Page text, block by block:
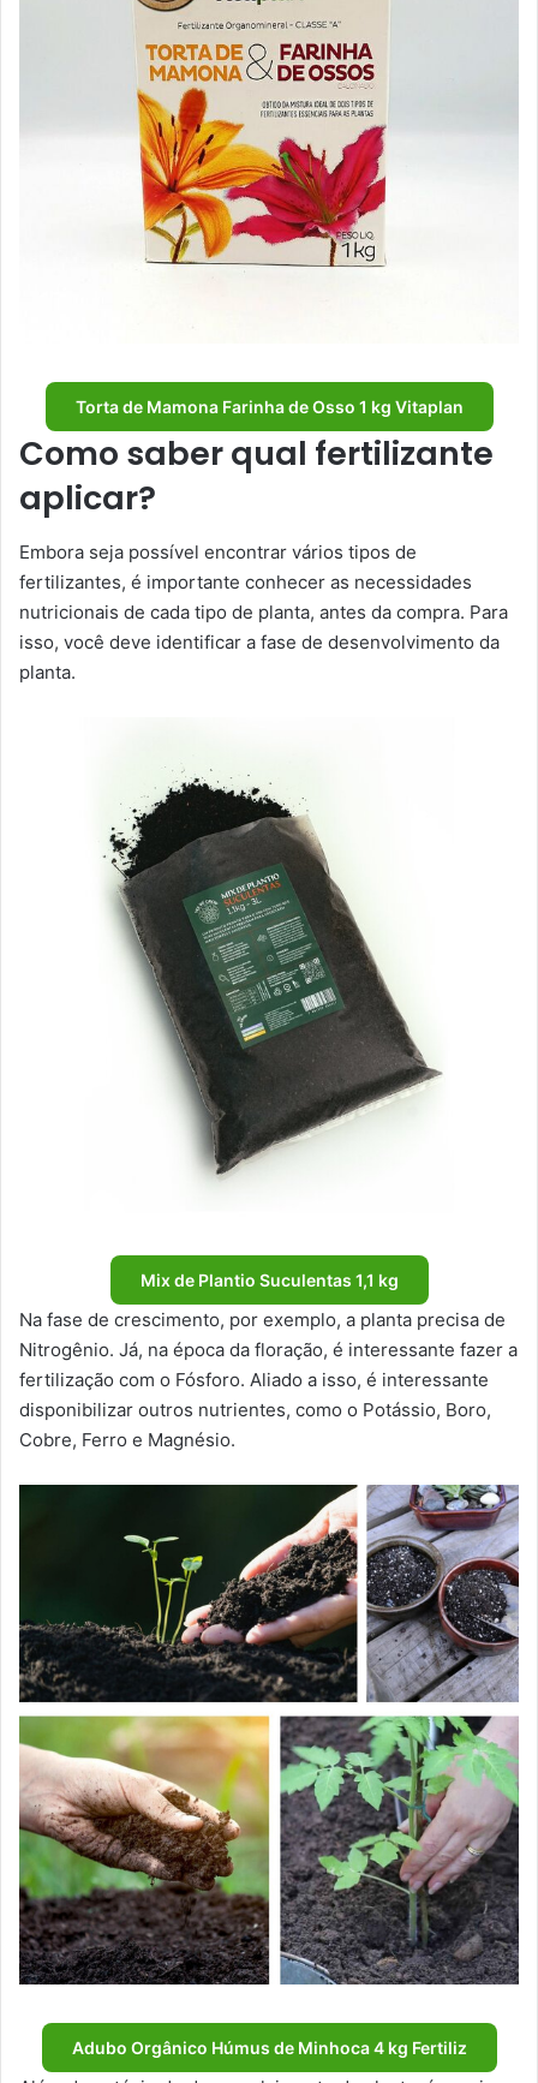
Torta de Mamona Farinha de Osso 1 kg Vitaplan
Como saber qual fertilizante
aplicar?
Embora seja possível encontrar vários tipos de
fertilizantes, é importante conhecer as necessidades
nutricionais de cada tipo de planta, antes da compra. Para
isso, você deve identificar a fase de desenvolvimento da
planta.
Mix de Plantio Suculentas 1,1 kg
Na fase de crescimento, por exemplo, a planta precisa de
Nitrogênio. Já, na época da floração, é interessante fazer a
fertilização com o Fósforo. Aliado a isso, é interessante
disponibilizar outros nutrientes, como o Potássio, Boro,
Cobre, Ferro e Magnésio.
Adubo Orgânico Húmus de Minhoca 4 kg Fertiliz